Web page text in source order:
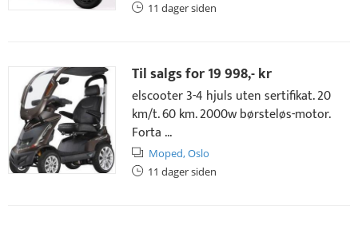
11 dager siden
Til salgs for19 998,- kr
elscooter 3-4 hjuls uten sertifikat. 20
km/t. 60 km. 2000w børsteløs-motor.
Forta ...
Moped,Oslo
11 dager siden